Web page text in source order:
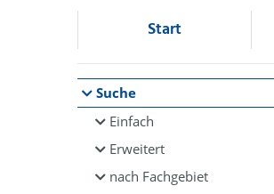
Start
Suche
Einfach
Erweitert
nach Fachgebiet